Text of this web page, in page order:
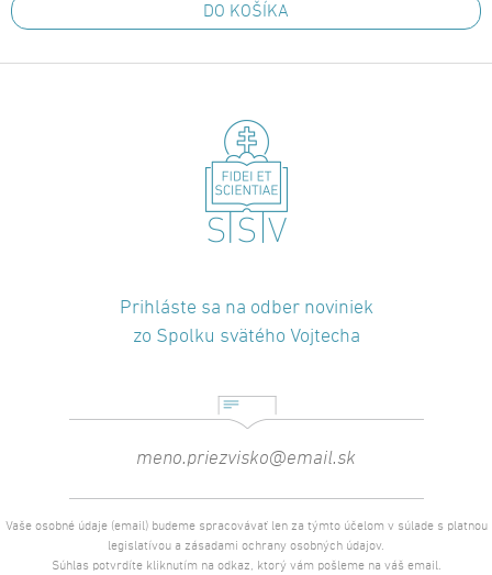
DO KOŠÍKA
Prihláste sa na odber noviniek
zo Spolku svätého Vojtecha
Vaše osobné údaje (email) budeme spracovávať len za týmto účelom v súlade s platnou
legislatívou a zásadami ochrany osobných údajov.
Súhlas potvrdíte kliknutím na odkaz, ktorý vám pošleme na váš email.